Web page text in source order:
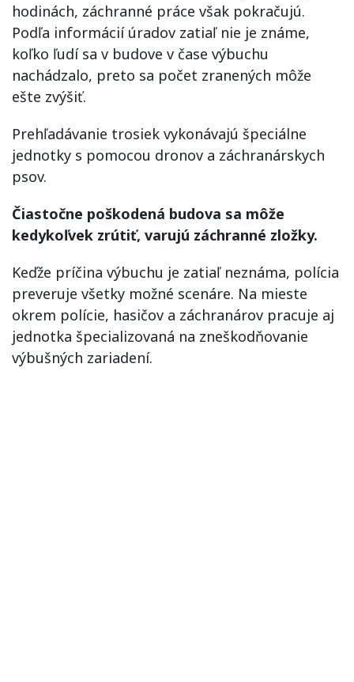
hodinách, záchranné práce však pokračujú.
Podľa informácií úradov zatiaľ nie je známe,
koľko ľudí sa v budove v čase výbuchu
nachádzalo, preto sa počet zranených môže
ešte zvýšiť.
Prehľadávanie trosiek vykonávajú špeciálne
jednotky s pomocou dronov a záchranárskych
psov.
Čiastočne poškodená budova sa môže
kedykoľvek zrútiť, varujú záchranné zložky.
Keďže príčina výbuchu je zatiaľ neznáma, polícia
preveruje všetky možné scenáre. Na mieste
okrem polície, hasičov a záchranárov pracuje aj
jednotka špecializovaná na zneškodňovanie
výbušných zariadení.